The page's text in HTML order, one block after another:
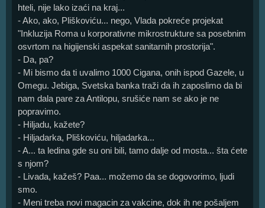
hteli, nije lako izaći na kraj...
- Ako, ako, Pliškoviću... nego, Vlada pokreće projekat
"Inkluzija Roma u korporativne mikrostrukture sa posebnim
osvrtom na higijenski aspekat sanitarnih prostorija".
- Da, pa?
- Mi bismo da ti uvalimo 1000 Cigana, onih ispod Gazele, u
Omegu. Jebiga, Svetska banka traži da ih zaposlimo da bi
nam dala pare za Antilopu, srušiće nam se ako je ne
popravimo.
- Hiljadu, kažete?
- Hiljadarka, Pliškoviću, hiljadarka...
- A... ta ledina gde su oni bili, tamo dalje od mosta... šta ćete
s njom?
- Livada, kažeš? Paa... možemo da se dogovorimo, ljudi
smo.
- Meni treba novi magacin za vakcine, dok ih ne pošaljem